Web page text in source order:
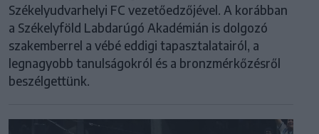
Székelyudvarhelyi FC vezetőedzőjével. A korábban
a Székelyföld Labdarúgó Akadémián is dolgozó
szakemberrel a vébé eddigi tapasztalatairól, a
legnagyobb tanulságokról és a bronzmérkőzésről
beszélgettünk.